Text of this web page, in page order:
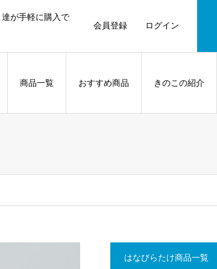
が手軽に購入で
会員登録 ログイン
商品一覧 おすすめ商品 きのこの紹介
はなびらたけ商品一覧